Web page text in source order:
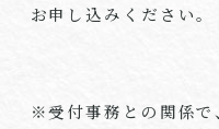
お申し込みください。
※受付事務との関係